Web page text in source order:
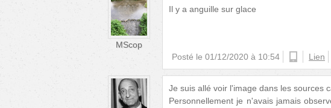
MScop
Il y a anguille sur glace
Posté le 01/12/2020 à 10:54 Lien
Je suis allé voir l'image dans les sources
Personnellement je n'avais jamais